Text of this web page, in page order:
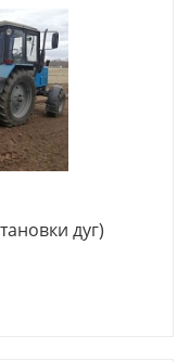
дуг)